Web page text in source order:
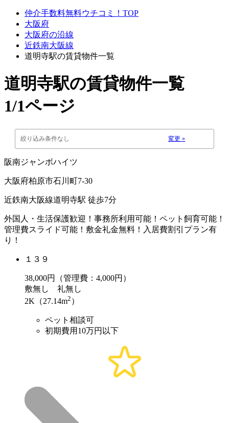
仲介手数料無料ウチコミ！TOP
大阪府
大阪府の沿線
近鉄南大阪線
道明寺駅の賃貸物件一覧
道明寺駅の賃貸物件一覧
1/1ページ
絞り込み条件なし 変更 »
阪南ジャンボハイツ
大阪府柏原市石川町7-30
近鉄南大阪線道明寺駅 徒歩7分
外国人・生活保護歓迎！事務所利用可能！ペット飼育可能！
管理費スライド可能！敷金礼金無料！入居費割引プラン有
り！
１３９
38,000円（管理費：4,000円）
敷無し 礼無し
2K（27.14m2 ）
ペット相談可
初期費用10万円以下